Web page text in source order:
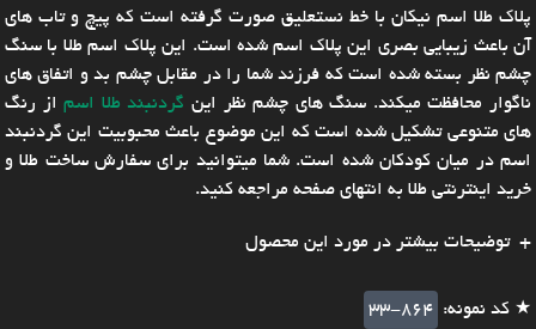
پلاک طلا اسم نیکان با خط نستعلیق صورت گرفته است که پیچ و تاب های
آن باعث زیبایی بصری این پلاک اسم شده است. این پلاک اسم طلا با سنگ
چشم نظر بسته شده است که فرزند شما را در مقابل چشم بد و اتفاق های
ناگوار محافظت میکند. سنگ های چشم نظر این گردنبند طلا اسماز رنگ
های متنوعی تشکیل شده است که این موضوع باعث محبوبیت این گردنبند
اسم در میان کودکان شده است. شما میتوانید برای سفارش ساخت طلا و
خرید اینترنتی طلا به انتهای صفحه مراجعه کنید.
توضیحات بیشتر در مورد این محصول
★ کد نمونه: 33-864